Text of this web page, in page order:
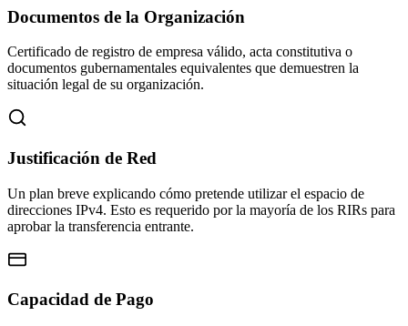
Documentos de la Organización
Certificado de registro de empresa válido, acta constitutiva o
documentos gubernamentales equivalentes que demuestren la
situación legal de su organización.
Justificación de Red
Un plan breve explicando cómo pretende utilizar el espacio de
direcciones IPv4. Esto es requerido por la mayoría de los RIRs para
aprobar la transferencia entrante.
Capacidad de Pago